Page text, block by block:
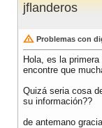
jflanderos
Problemas con
Hola, es la
encontre que
Quizá seria cosa
su información??
de antemano